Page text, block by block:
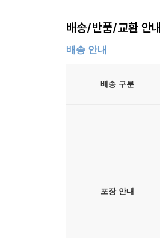
배송/반품/교환 안내
배송 안내
배송 구분
포장 안내